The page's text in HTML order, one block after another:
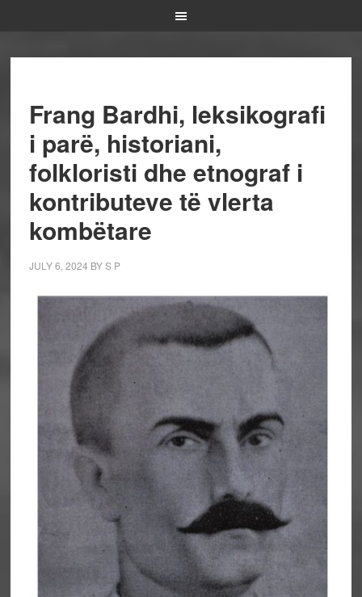
Frang Bardhi, leksikografi
i parë, historiani,
folkloristi dhe etnograf i
kontributeve të vlerta
kombëtare
JULY 6, 2024 BYS P